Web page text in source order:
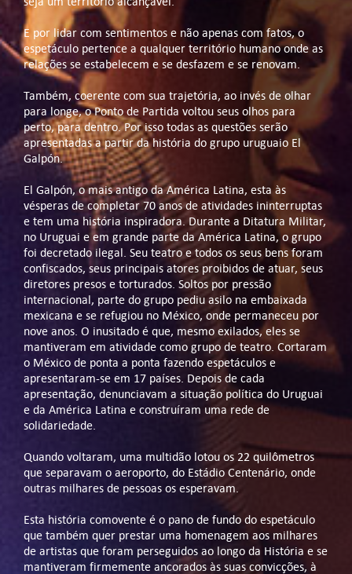
E por lidar com sentimentos e não apenas com fatos, o
espetáculo pertence a qualquer território humano onde as
relações se estabelecem e se desfazem e se renovam.
Também, coerente com sua trajetória, ao invés de olhar
para longe, o Ponto de Partida voltou seus olhos para
perto, para dentro. Por isso todas as questões serão
apresentadas a partir da história do grupo uruguaio El
Galpón.
El Galpón, o mais antigo da América Latina, esta às
vésperas de completar 70 anos de atividades ininterruptas
e tem uma história inspiradora. Durante a Ditatura Militar,
no Uruguai e em grande parte da América Latina, o grupo
foi decretado ilegal. Seu teatro e todos os seus bens foram
confiscados, seus principais atores proibidos de atuar, seus
diretores presos e torturados. Soltos por pressão
internacional, parte do grupo pediu asilo na embaixada
mexicana e se refugiou no México, onde permaneceu por
nove anos. O inusitado é que, mesmo exilados, eles se
mantiveram em atividade como grupo de teatro. Cortaram
o México de ponta a ponta fazendo espetáculos e
apresentaram-se em 17 países. Depois de cada
apresentação, denunciavam a situação política do Uruguai
e da América Latina e construíram uma rede de
solidariedade.
Quando voltaram, uma multidão lotou os 22 quilômetros
que separavam o aeroporto, do Estádio Centenário, onde
outras milhares de pessoas os esperavam.
Esta história comovente é o pano de fundo do espetáculo
que também quer prestar uma homenagem aos milhares
de artistas que foram perseguidos ao longo da História e se
mantiveram firmemente ancorados às suas convicções, à